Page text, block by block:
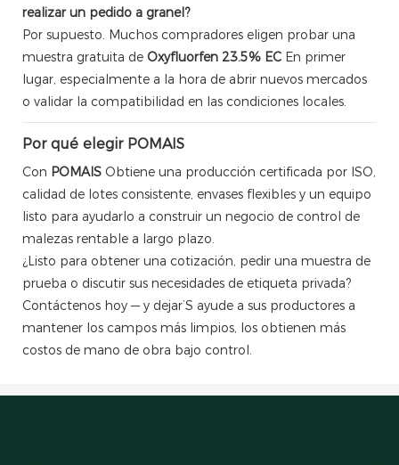
realizar un pedido a granel?
Por supuesto. Muchos compradores eligen probar una
muestra gratuita de Oxyfluorfen 23.5% EC En primer
lugar, especialmente a la hora de abrir nuevos mercados
o validar la compatibilidad en las condiciones locales.
Por qué elegir POMAIS
Con POMAIS Obtiene una producción certificada por ISO,
calidad de lotes consistente, envases flexibles y un equipo
listo para ayudarlo a construir un negocio de control de
malezas rentable a largo plazo.
¿Listo para obtener una cotización, pedir una muestra de
prueba o discutir sus necesidades de etiqueta privada?
Contáctenos hoy — y dejar’S ayude a sus productores a
mantener los campos más limpios, los obtienen más
costos de mano de obra bajo control.